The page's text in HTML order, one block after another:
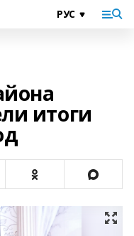
итоги